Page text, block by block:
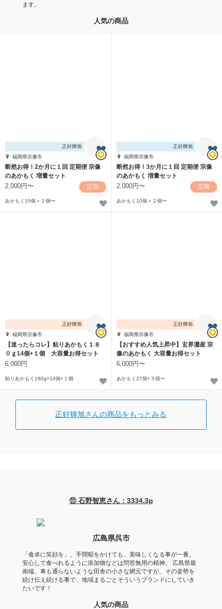
ます。
人気の商品
正好輝旭
福岡県宗像市
断然お得！2か月に１回 定期便 宗像
のあかもく 増量セット
2,000円〜 定期
あかもく10個＋２個〜
正好輝旭
福岡県宗像市
断然お得！3か月に１回 定期便 宗像
のあかもく 増量セット
2,000円〜 定期
あかもく10個＋２個〜
正好輝旭
福岡県宗像市
【迷ったらコレ】粘りあかもく１８
０ｇ14個+１個 大容量お得セット
6,000円
粘りあかもく180g×14個+１個
正好輝旭
福岡県宗像市
【おすすめ人気上昇中】玄界灘産 宗
像のあかもく 大容量お得セット
6,000円〜
あかもく27個+３個〜
正好輝旭さんの商品をもっとみる
⑪ 石野智恵さん：3334.3p
広島県呉市
「食卓に笑顔を」。手間暇をかけても、美味しくなる事が一番。
安心して食べれるように添加物などは問答無用の精神。 広島県最
南端、車も通らないような田舎の小さな網元ですが、その姿勢を
続け伝え続ける事で、地域まるごとそういうブランドにしていき
たいです！
人気の商品